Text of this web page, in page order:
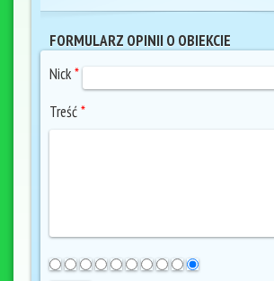
FORMULARZ OPINII O OBIEKCIE
Nick*
Treść*